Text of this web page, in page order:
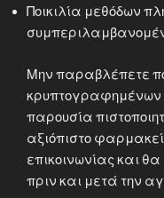
Ποικιλία μεθόδων
Μην παραβλέπετε
κρυπτογραφημένων
παρουσία
αξιόπιστο
επικοινωνίας και
πριν και μετά την